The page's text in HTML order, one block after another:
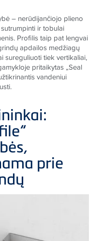
– nerūdijančiojo plieno
ir tobulai
Profilis taip pat lengvai
apdailos medžiagų
sureguliuoti tiek vertikaliai,
pritaikytas „Seal
vandeniui
prie